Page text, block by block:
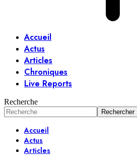
Accueil
Actus
Articles
Chroniques
Live Reports
Recherche
Accueil
Actus
Articles